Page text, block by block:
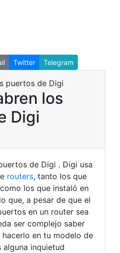
Twitter Telegram
los
Digi
de Digi . Digi usa
routers, tanto los que
los que instaló en
que, a pesar de que el
en un router sea
ser complejo saber
en tu modelo de
alguna inquietud